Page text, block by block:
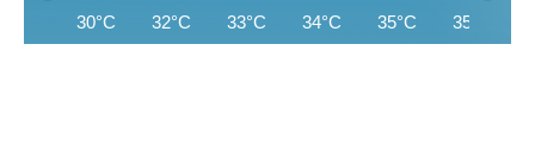
30°C 32°C 33°C 34°C 35°C 35°C